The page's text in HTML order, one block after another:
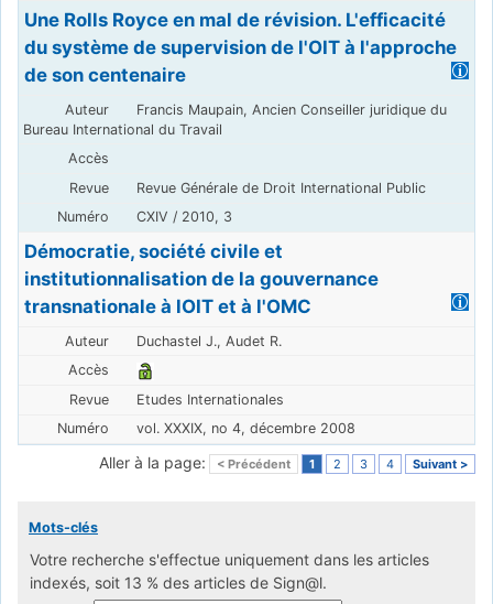
Une Rolls Royce en mal de révision. L'efficacité
du système de supervision de l'OIT à l'approche
de son centenaire
Francis Maupain, Ancien Conseiller juridique du
Bureau International du Travail
Revue Générale de Droit International Public
CXIV / 2010, 3
Démocratie, société civile et
institutionnalisation de la gouvernance
transnationale à lOIT et à l'OMC
Duchastel J., Audet R.
Etudes Internationales
vol. XXXIX, no 4, décembre 2008
Aller à la page: < Précédent 1 2 3 4 Suivant >
Mots-clés
Votre recherche s'effectue uniquement dans les articles
indexés, soit 13 % des articles de Sign@l.